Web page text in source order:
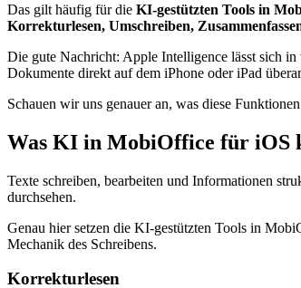
Das gilt häufig für die KI-gestützten Tools in
Korrekturlesen, Umschreiben,
Die gute Nachricht: Apple Intelligence lässt sich
Dokumente direkt auf dem iPhone oder iPad
Schauen wir uns genauer an, was diese
Was KI in MobiOffice für iOS
Texte schreiben, bearbeiten und Informationen
durchsehen.
Genau hier setzen die KI-gestützten Tools in
Mechanik des Schreibens.
Korrekturlesen